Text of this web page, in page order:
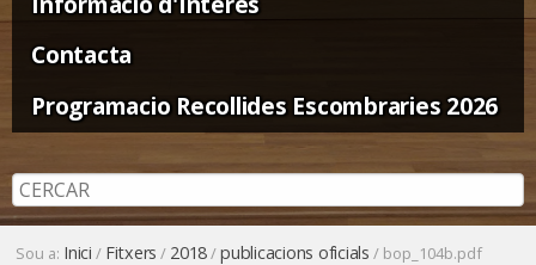
Contacta
Programacio Recollides Escombraries 2026
Sou a: Inici / Fitxers / 2018/publicacions oficials / bop_104b.pdf